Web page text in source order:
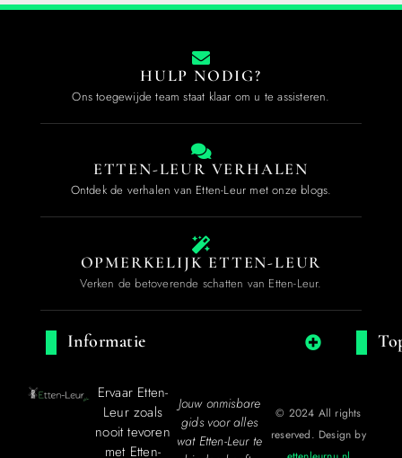
HULP NODIG?
Ons toegewijde team staat klaar om u te assisteren.
ETTEN-LEUR VERHALEN
Ontdek de verhalen van Etten-Leur met onze blogs.
OPMERKELIJK ETTEN-LEUR
Verken de betoverende schatten van Etten-Leur.
Informatie
Ervaar Etten-
Leur zoals
nooit tevoren
met Etten-
Jouw onmisbare
gids voor alles
wat Etten-Leur te
© 2024 All rights
reserved. Design by